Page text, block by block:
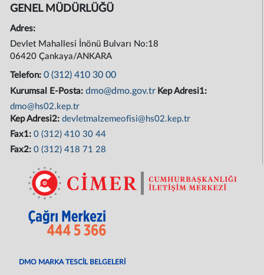
GENEL MÜDÜRLÜĞÜ
Adres:
Devlet Mahallesi İnönü Bulvarı No:18
06420 Çankaya/ANKARA
Telefon:0 (312) 410 30 00
Kurumsal E-Posta:dmo@dmo.gov.tr Kep Adresi1:
dmo@hs02.kep.tr
Kep Adresi2:devletmalzemeofisi@hs02.kep.tr
Fax1:0 (312) 410 30 44
Fax2:0 (312) 418 71 28
DMO MARKA TESCİL BELGELERİ